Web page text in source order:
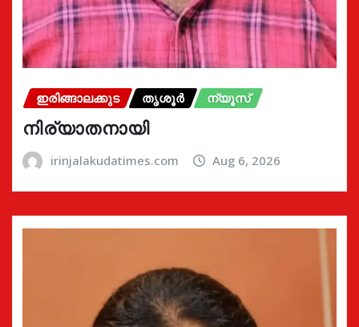
ഇരിങ്ങാലക്കുട തൃശൂർ ന്യൂസ്
നിര്യാതനായി
irinjalakudatimes.com Aug 6, 2026